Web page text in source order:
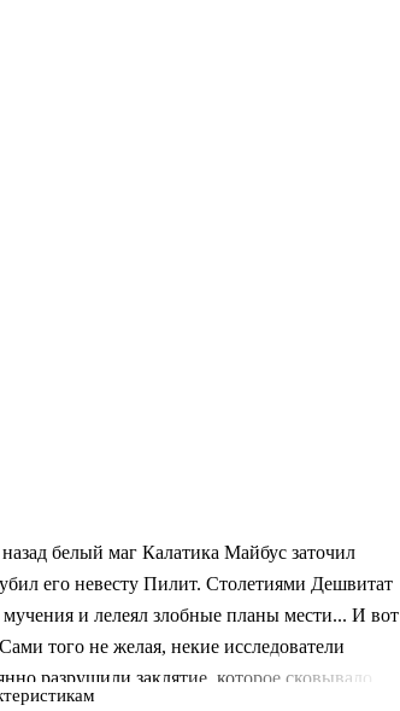
белый маг Калатика Майбус заточил
его невесту Пилит. Столетиями Дешвитат
и лелеял злобные планы мести... И вот
того не желая, некие исследователи
разрушили заклятие, которое сковывало